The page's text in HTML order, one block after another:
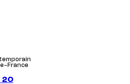
France
20